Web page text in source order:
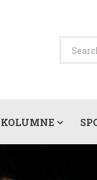
KOLUMNE